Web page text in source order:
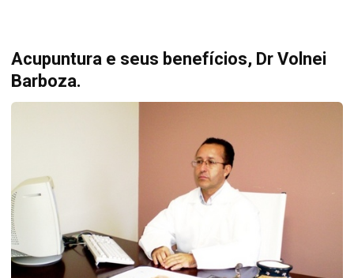
Acupuntura e seus benefícios, Dr Volnei
Barboza.